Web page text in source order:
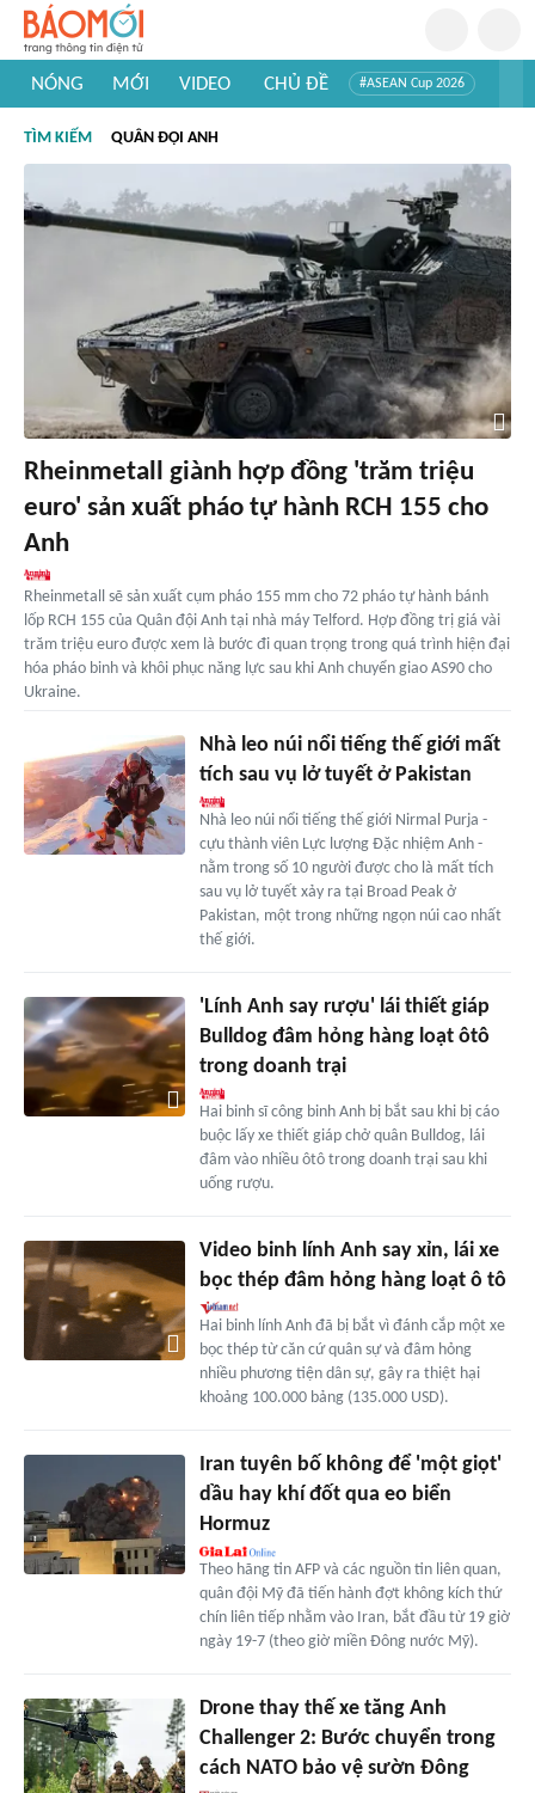
NÓNG MỚI VIDEO CHỦ ĐỀ #ASEAN Cup 2026
#Khám phá thế giới
TÌM KIẾM QUÂN ĐỘI ANH
Rheinmetall giành hợp đồng 'trăm triệu
euro' sản xuất pháo tự hành RCH 155 cho
Anh
Rheinmetall sẽ sản xuất cụm pháo 155 mm cho 72 pháo tự hành bánh
lốp RCH 155 của Quân đội Anh tại nhà máy Telford. Hợp đồng trị giá vài
trăm triệu euro được xem là bước đi quan trọng trong quá trình hiện đại
hóa pháo binh và khôi phục năng lực sau khi Anh chuyển giao AS90 cho
Ukraine.
Nhà leo núi nổi tiếng thế giới mất
tích sau vụ lở tuyết ở Pakistan
Nhà leo núi nổi tiếng thế giới Nirmal Purja -
cựu thành viên Lực lượng Đặc nhiệm Anh -
nằm trong số 10 người được cho là mất tích
sau vụ lở tuyết xảy ra tại Broad Peak ở
Pakistan, một trong những ngọn núi cao nhất
thế giới.
'Lính Anh say rượu' lái thiết giáp
Bulldog đâm hỏng hàng loạt ôtô
trong doanh trại
Hai binh sĩ công binh Anh bị bắt sau khi bị cáo
buộc lấy xe thiết giáp chở quân Bulldog, lái
đâm vào nhiều ôtô trong doanh trại sau khi
uống rượu.
Video binh lính Anh say xỉn, lái xe
bọc thép đâm hỏng hàng loạt ô tô
Hai binh lính Anh đã bị bắt vì đánh cắp một xe
bọc thép từ căn cứ quân sự và đâm hỏng
nhiều phương tiện dân sự, gây ra thiệt hại
khoảng 100.000 bảng (135.000 USD).
Iran tuyên bố không để 'một giọt'
dầu hay khí đốt qua eo biển
Hormuz
Theo hãng tin AFP và các nguồn tin liên quan,
quân đội Mỹ đã tiến hành đợt không kích thứ
chín liên tiếp nhằm vào Iran, bắt đầu từ 19 giờ
ngày 19-7 (theo giờ miền Đông nước Mỹ).
Drone thay thế xe tăng Anh
Challenger 2: Bước chuyển trong
cách NATO bảo vệ sườn Đông